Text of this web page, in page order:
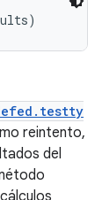
reintento,
del